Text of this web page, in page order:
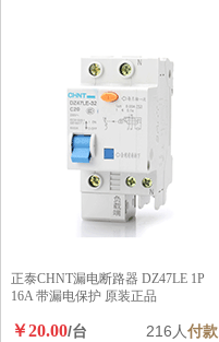
正泰CHNT漏电断路器 DZ47LE 1P
16A 带漏电保护 原装正品
￥20.00/台 216人付款